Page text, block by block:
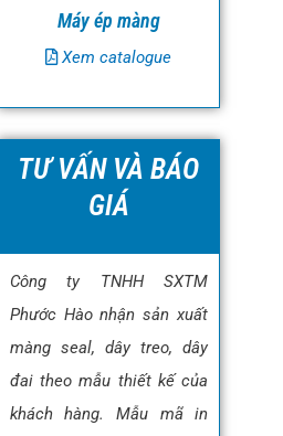
Máy ép màng
Xem catalogue
TƯ VẤN VÀ BÁO
GIÁ
Công ty TNHH SXTM
Phước Hào nhận sản xuất
màng seal, dây treo, dây
đai theo mẫu thiết kế của
khách hàng. Mẫu mã in